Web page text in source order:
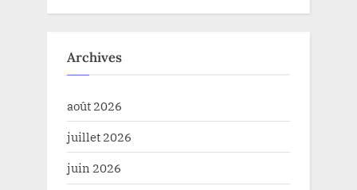
Archives
août 2026
juillet 2026
juin 2026